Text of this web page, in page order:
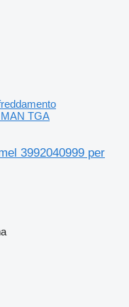
TGA
3992040999 per